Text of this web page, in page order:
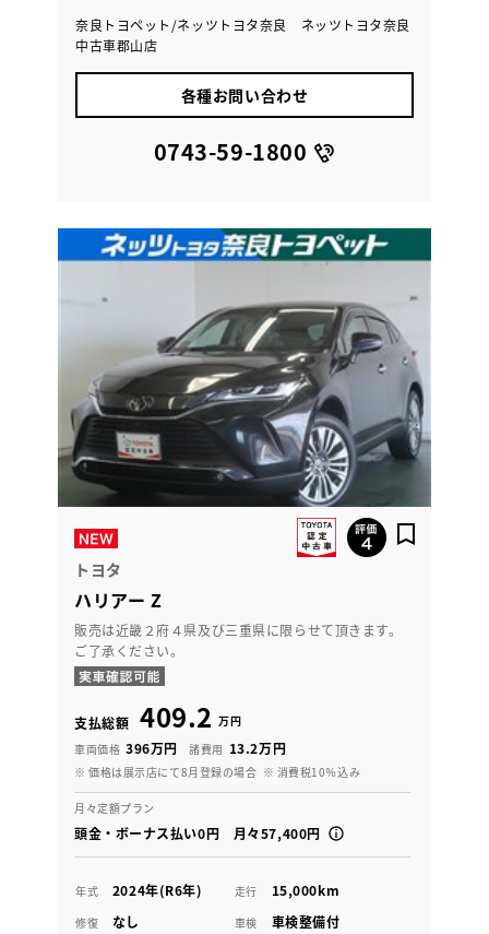
奈良トヨペット/ネッツトヨタ奈良 ネッツトヨタ奈良
中古車郡山店
各種お問い合わせ
0743-59-1800
トヨタ
ハリアー Z
販売は近畿２府４県及び三重県に限らせて頂きます。
ご了承ください。
支払総額 409.2 万円
車両価格 396万円 諸費用 13.2万円
※ 価格は展示店にて8月登録の場合 ※ 消費税10％込み
月々定額プラン
頭金・ボーナス払い0円 月々57,400円
年式 2024年(R6年) 走行 15,000km
修復 なし 車検 車検整備付